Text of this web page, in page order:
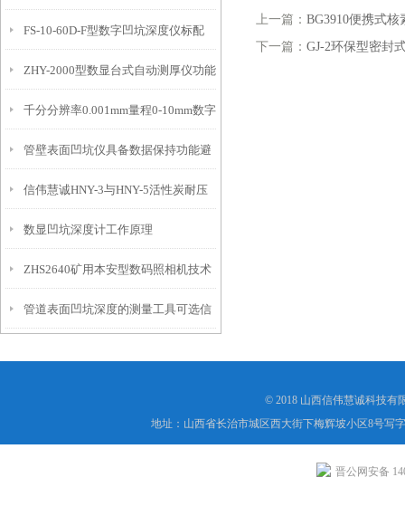
态的实时监测设备
FS-10-60D-F型数字凹坑深度仪标配
IP54级表头分辨率0.01mm量程
10mm！
ZHY-2000型数显台式自动测厚仪功能
特点
千分分辨率0.001mm量程0-10mm数字
埋头度仪技术参数！
管壁表面凹坑仪具备数据保持功能避
免测试过程中测针移动导致数据变动
信伟慧诚HNY-3与HNY-5活性炭耐压
强度测定仪技术参数！
数显凹坑深度计工作原理
ZHS2640矿用本安型数码照相机技术
参数！
管道表面凹坑深度的测量工具可选信
上一篇： BG3910便携式核
下一篇： GJ-2环保型密封
© 2018 山西信伟慧诚科技有
地址：山西省长治市城区西大街下梅辉坡小区8号写
晋公网安备